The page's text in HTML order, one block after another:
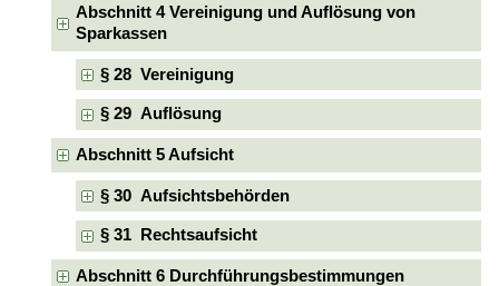
Abschnitt 4 Vereinigung und Auflösung von
Sparkassen
§ 28 Vereinigung
§ 29 Auflösung
Abschnitt 5 Aufsicht
§ 30 Aufsichtsbehörden
§ 31 Rechtsaufsicht
Abschnitt 6 Durchführungsbestimmungen